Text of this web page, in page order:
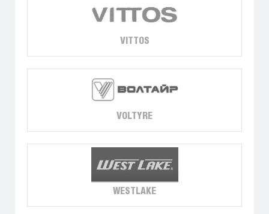
VITTOS
VOLTYRE
WESTLAKE